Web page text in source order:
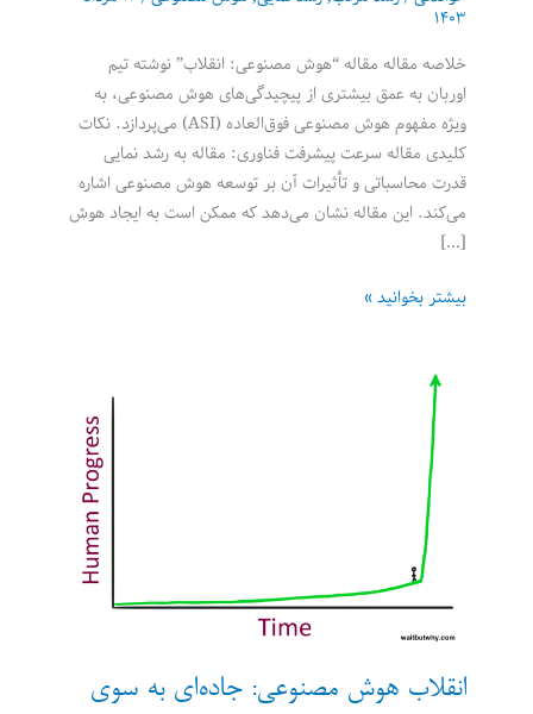
۱۴۰۳
خلاصه مقاله مقاله “هوش مصنوعی: انقلاب” نوشته تیم
اوربان به عمق بیشتری از پیچیدگی‌های هوش مصنوعی، به
ویژه مفهوم هوش مصنوعی فوق‌العاده (ASI) می‌پردازد. نکات
کلیدی مقاله سرعت پیشرفت فناوری: مقاله به رشد نمایی
قدرت محاسباتی و تأثیرات آن بر توسعه هوش مصنوعی اشاره
می‌کند. این مقاله نشان می‌دهد که ممکن است به ایجاد هوش
[…]
انقلاب
جاودانگی
انقراض
بیشتر بخوانید »
انقلاب هوش مصنوعی: جاده‌ای به سوی